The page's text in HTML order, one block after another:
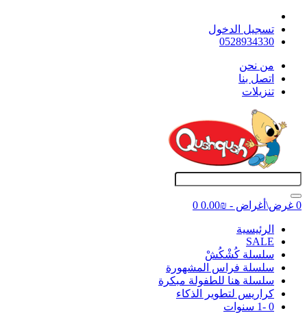
تسجيل الدخول
0528934330
ﻣﻦ ﻧﺤﻦ
اتصل بنا
تنزيلات
0 غرض\أغراض - ₪0.00 0
اﻟﺮﺋﻴﺴﻴﺔ
SALE
سلسلة كُشْكُشْ
سلسلة فراس المشهورة
سلسلة هنا للطفولة مبكرة
كراريس لتطوير الذكاء
0 -1 سنوات